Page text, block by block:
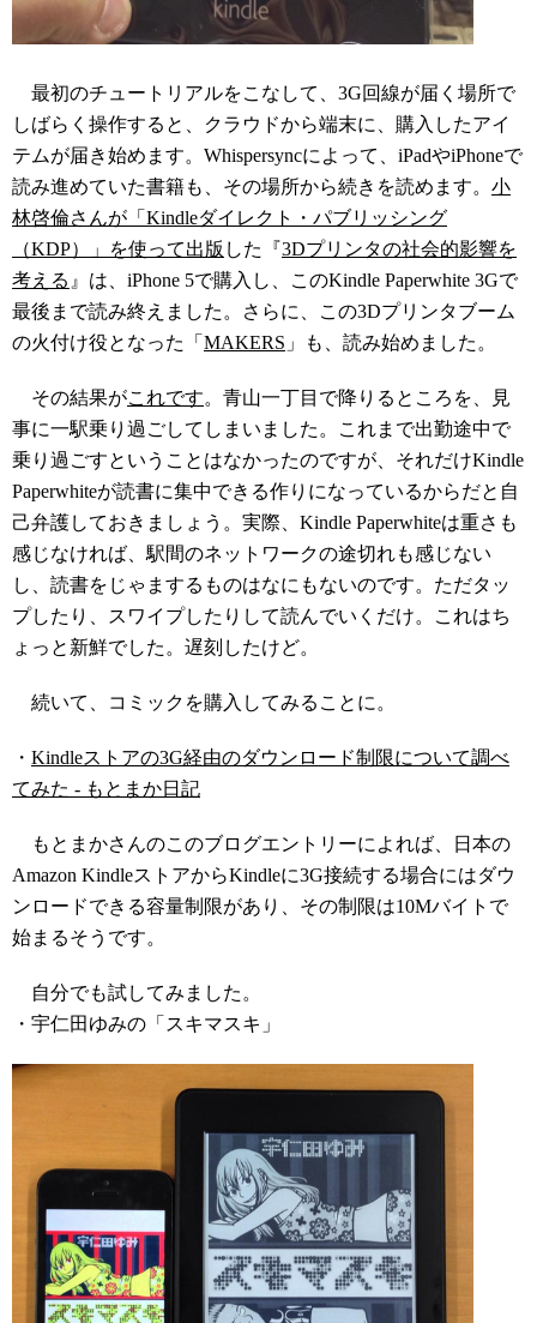
最初のチュートリアルをこなして、3G回線が届く場所で
しばらく操作すると、クラウドから端末に、購入したアイ
テムが届き始めます。Whispersyncによって、iPadやiPhoneで
読み進めていた書籍も、その場所から続きを読めます。 小
林啓倫さんが「Kindleダイレクト・パブリッシング
（KDP）」を使って出版 した『3Dプリンタの社会的影響を
考える 』は、iPhone 5で購入し、このKindle Paperwhite 3Gで
最後まで読み終えました。さらに、この3Dプリンタブーム
の火付け役となった「 MAKERS 」も、読み始めました。
その結果がこれです。青山一丁目で降りるところを、見
事に一駅乗り過ごしてしまいました。これまで出勤途中で
乗り過ごすということはなかったのですが、それだけKindle
Paperwhiteが読書に集中できる作りになっているからだと自
己弁護しておきましょう。実際、Kindle Paperwhiteは重さも
感じなければ、駅間のネットワークの途切れも感じない
し、読書をじゃまするものはなにもないのです。ただタッ
プしたり、スワイプしたりして読んでいくだけ。これはち
ょっと新鮮でした。遅刻したけど。
続いて、コミックを購入してみることに。
・ Kindleストアの3G経由のダウンロード制限について調べ
てみた - もとまか日記
もとまかさんのこのブログエントリーによれば、日本の
Amazon KindleストアからKindleに3G接続する場合にはダウ
ンロードできる容量制限があり、その制限は10Mバイトで
始まるそうです。
自分でも試してみました。
・宇仁田ゆみの「スキマスキ」